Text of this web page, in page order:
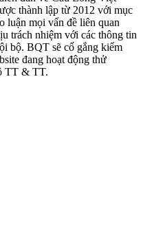
thành lập từ 2012 với mục
luận mọi vấn đề liên quan
trách nhiệm với các thông tin
bộ. BQT sẽ cố gắng kiểm
đang hoạt động thử
TT & TT.